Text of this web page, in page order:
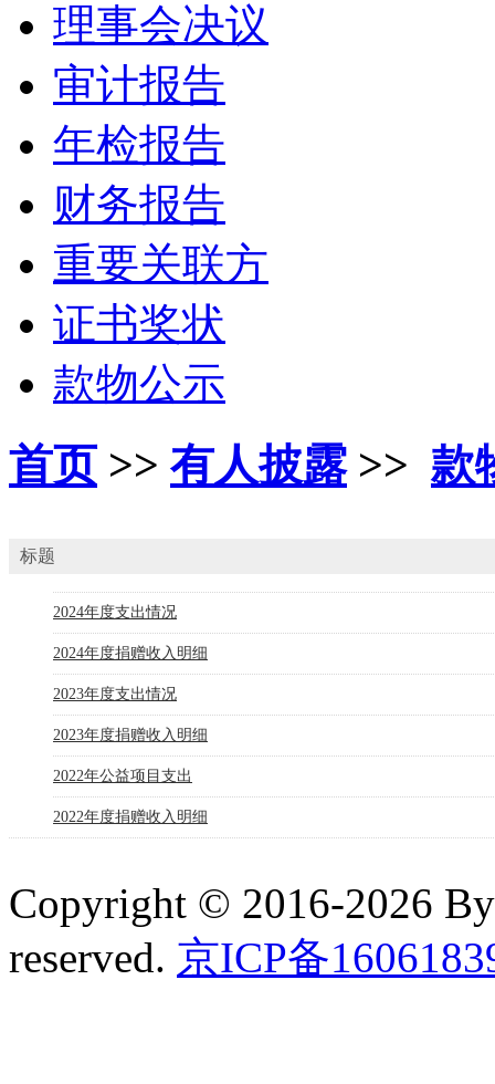
理事会决议
审计报告
年检报告
财务报告
重要关联方
证书奖状
款物公示
首页>> 有人披露>>款
标题
2024年度支出情况
2024年度捐赠收入明细
2023年度支出情况
2023年度捐赠收入明细
2022年公益项目支出
2022年度捐赠收入明细
Copyright © 2016-2026
reserved. 京ICP备